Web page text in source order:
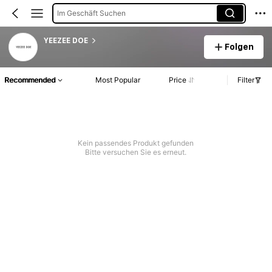
Im Geschäft Suchen
YEEZEE DOE
Folgen
Recommended Most Popular Price Filter
Kein passendes Produkt gefunden
Bitte versuchen Sie es erneut.